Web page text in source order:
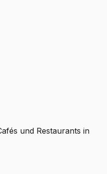
und Restaurants in